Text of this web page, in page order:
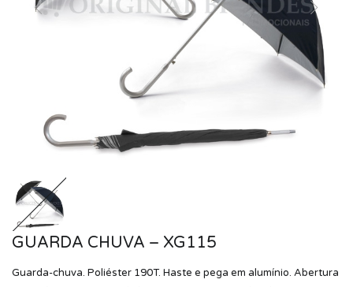
GUARDA CHUVA – XG115
Guarda-chuva. Poliéster 190T. Haste e pega em alumínio. Abertura